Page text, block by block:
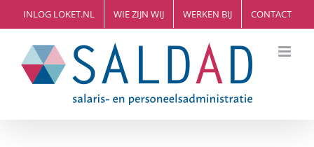
naar
inhoud
INLOG LOKET.NL WIE ZIJN WIJ WERKEN BIJ CONTACT